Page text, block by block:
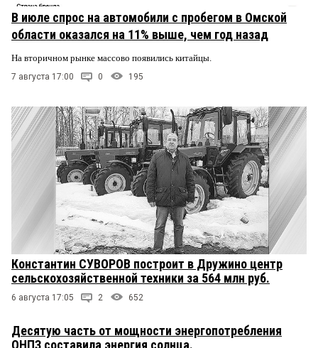
В июле спрос на автомобили с пробегом в Омской
области оказался на 11% выше, чем год назад
На вторичном рынке массово появились китайцы.
7 августа 17:00 0 195
Константин СУВОРОВ построит в Дружино центр
сельскохозяйственной техники за 564 млн руб.
6 августа 17:05 2 652
Десятую часть от мощности энергопотребления
ОНПЗ составила энергия солнца.